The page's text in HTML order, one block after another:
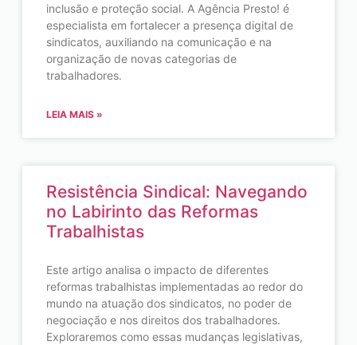
inclusão e proteção social. A Agência Presto! é
especialista em fortalecer a presença digital de
sindicatos, auxiliando na comunicação e na
organização de novas categorias de
trabalhadores.
LEIA MAIS »
Resistência Sindical: Navegando
no Labirinto das Reformas
Trabalhistas
Este artigo analisa o impacto de diferentes
reformas trabalhistas implementadas ao redor do
mundo na atuação dos sindicatos, no poder de
negociação e nos direitos dos trabalhadores.
Exploraremos como essas mudanças legislativas,